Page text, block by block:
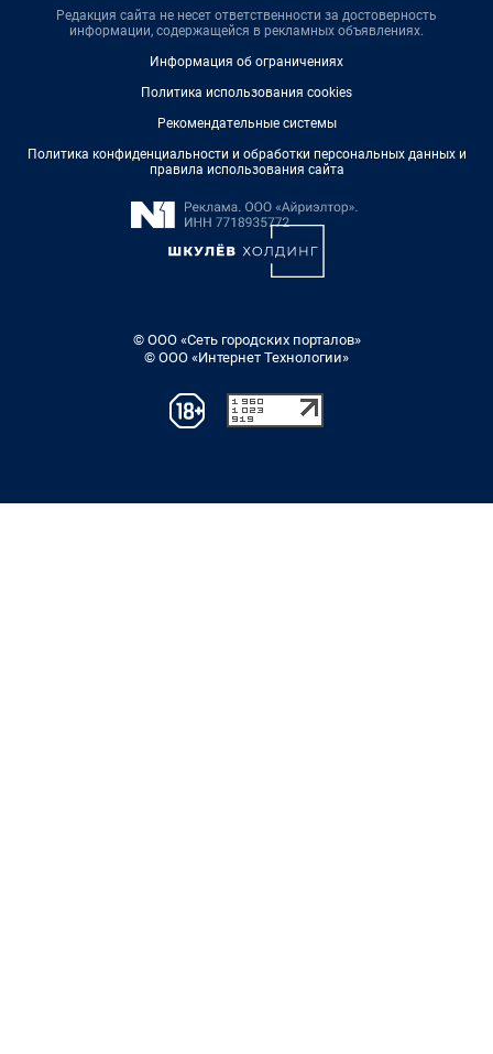
Редакция сайта не несет ответственности за достоверность
информации, содержащейся в рекламных объявлениях.
Информация об ограничениях
Политика использования cookies
Рекомендательные системы
Политика конфиденциальности и обработки персональных данных и
правила использования сайта
© ООО «Сеть городских порталов»
© ООО «Интернет Технологии»